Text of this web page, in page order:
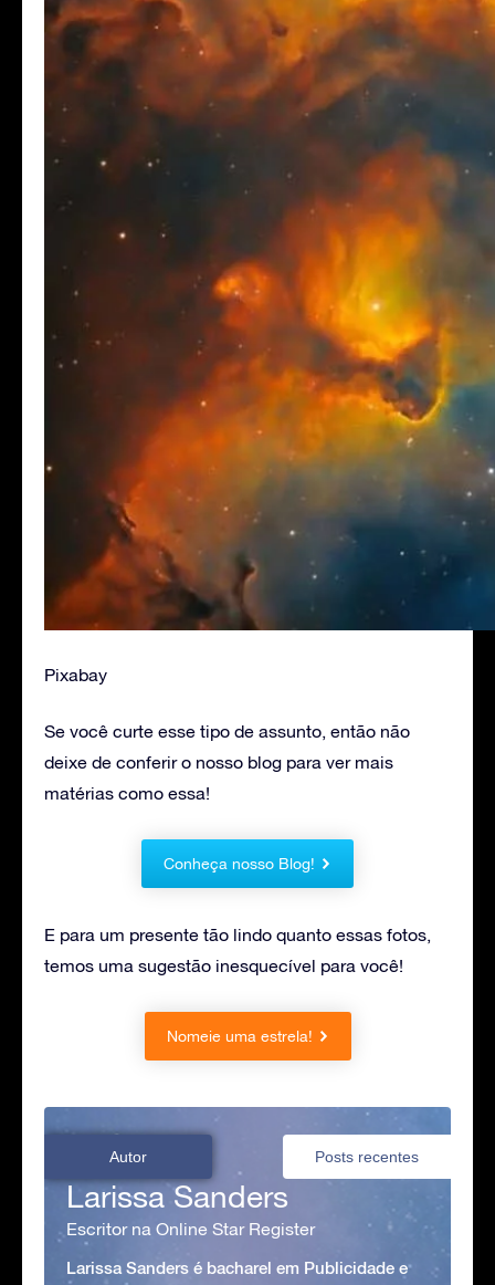
Pixabay
Se você curte esse tipo de assunto, então não
deixe de conferir o nosso blog para ver mais
matérias como essa!
Conheça nosso Blog!
E para um presente tão lindo quanto essas fotos,
temos uma sugestão inesquecível para você!
Nomeie uma estrela!
Autor Posts recentes
Larissa Sanders
Escritor na Online Star Register
Larissa Sanders é bacharel em Publicidade e